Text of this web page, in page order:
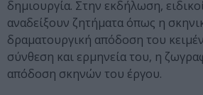
δημιουργία. Στην εκδήλωση,
αναδείξουν ζητήματα όπως η
δραματουργική απόδοση του
σύνθεση και ερμηνεία του, η
απόδοση σκηνών του έργου.